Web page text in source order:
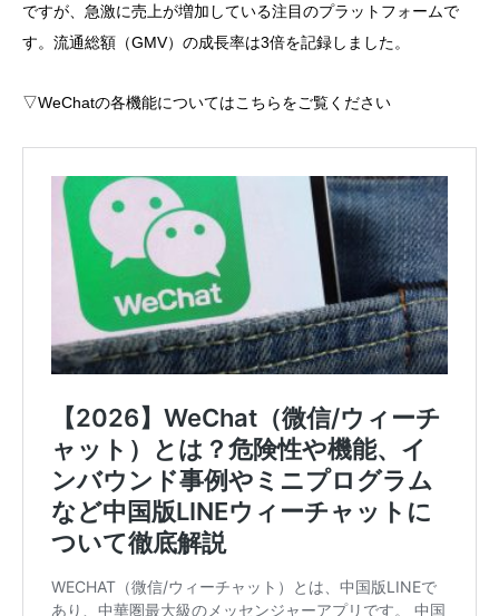
ですが、急激に売上が増加している注目のプラットフォームで
す。流通総額（GMV）の成長率は3倍を記録しました。
▽WeChatの各機能についてはこちらをご覧ください